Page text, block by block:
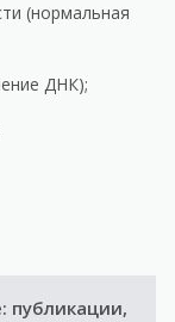
(нормальная
ДНК);
публикации,